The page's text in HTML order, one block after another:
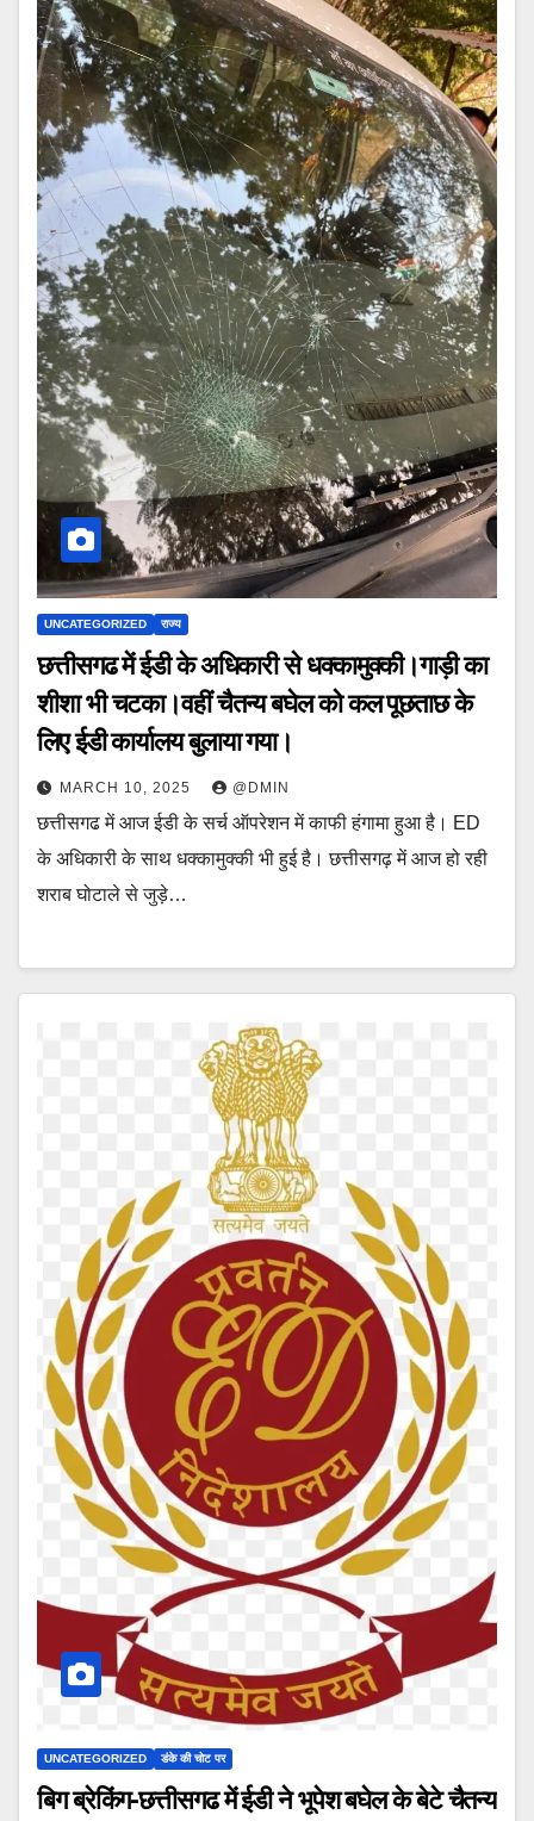
UNCATEGORIZED राज्य
छत्तीसगढ में ईडी के अधिकारी से धक्कामुक्की।गाड़ी का
शीशा भी चटका।वहीं चैतन्य बघेल को कल पूछताछ के
लिए ईडी कार्यालय बुलाया गया।
MARCH 10, 2025 @DMIN
छत्तीसगढ में आज ईडी के सर्च ऑपरेशन में काफी हंगामा हुआ है। ED
के अधिकारी के साथ धक्कामुक्की भी हुई है। छत्तीसगढ़ में आज हो रही
शराब घोटाले से जुड़े…
UNCATEGORIZED डंके की चोट पर
बिग ब्रेकिंग-छत्तीसगढ में ईडी ने भूपेश बघेल के बेटे चैतन्य